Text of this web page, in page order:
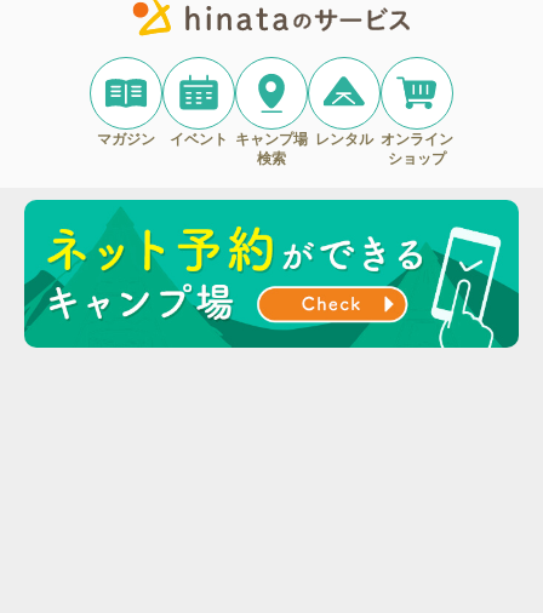
マガジン イベント
キャンプ場
検索
レンタル オンライン
ショップ